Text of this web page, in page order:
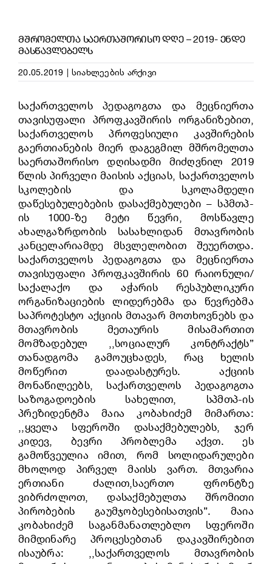
ᲛᲨᲠᲝᲛᲔᲚᲗᲐ ᲡᲐᲔᲠᲗᲐᲨᲝᲠᲘᲡᲝ ᲓᲦᲔ – 2019- ᲔᲜᲓᲔ
ᲛᲐᲡᲬᲐᲕᲚᲔᲑᲔᲚᲡ
20.05.2019 | სიახლეების არქივი
საქართველოს პედაგოგთა და მეცნიერთა
თავისუფალი პროფკავშირის ორგანიზებით,
საქართველოს პროფესიული კავშირების
გაერთიანების მიერ დაგეგმილ მშრომელთა
საერთაშორისო დღისადმი მიძღვნილ 2019
წლის პირველი მაისის აქციას, საქართველოს
სკოლების და სკოლამდელი
დაწესებულებების დასაქმებულები – სპმთპ-
ის 1000-ზე მეტი წევრი, მოსწავლე
ახალგაზრდობის სასახლიდან მთავრობის
კანცელარიამდე მსვლელობით შეუერთდა.
საქართველოს პედაგოგთა და მეცნიერთა
თავისუფალი პროფკავშირის 60 რაიონული/
საქალაქო და აჭარის რესპუბლიკური
ორგანიზაციების ლიდერებმა და წევრებმა
საპროტესტო აქციის მთავარ მოთხოვნებს და
მთავრობის მეთაურის მისამართით
მომზადებულ ,,სოციალურ კონტრაქტს”
თანადგომა გამოუცხადეს, რაც ხელის
მოწერით დაადასტურეს. აქციის
მონაწილეებს, საქართველოს პედაგოგთა
საზოგადოების სახელით, სპმთპ-ის
პრეზიდენტმა მაია კობახიძემ მიმართა:
,,ყველა სფეროში დასაქმებულებს, ჯერ
კიდევ, ბევრი პრობლემა აქვთ. ეს
გამოწვეულია იმით, რომ სოლიდარულები
მხოლოდ პირველ მაისს ვართ. მთვარია
ერთიანი ძალით,საერთო ფრონტზე
ვიბრძოლოთ, დასაქმებულთა შრომითი
პირობების გაუმჯობესებისათვის”. მაია
კობახიძემ საგანმანათლებლო სფეროში
მიმდინარე პროცესებთან დაკავშირებით
ისაუბრა: ,,საქართველოს მთავრობის